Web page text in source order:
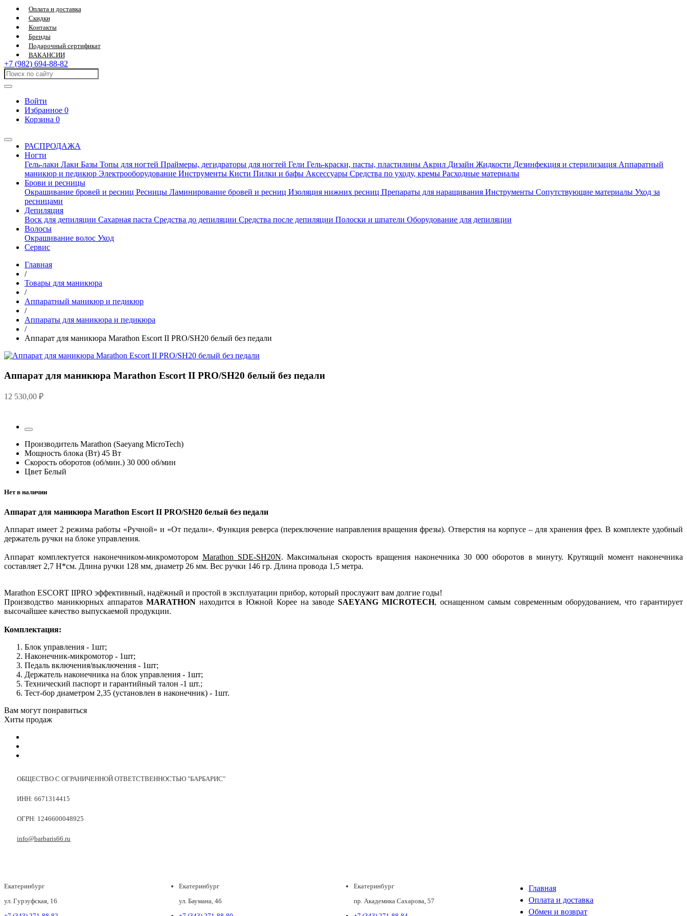
Оплата и доставка
Скидки
Контакты
Бренды
Подарочный сертификат
ВАКАНСИИ
+7 (982) 694-88-82
Войти
Избранное 0
Корзина 0
РАСПРОДАЖА
Ногти
Гель-лаки Лаки Базы Топы для ногтей Праймеры, дегидраторы для ногтей Гели Гель-краски, пасты, пластилины Акрил Дизайн Жидкости Дезинфекция и стерилизация Аппаратный
маникюр и педикюр Электрооборудование Инструменты Кисти Пилки и бафы Аксессуары Средства по уходу, кремы Расходные материалы
Брови и ресницы
Окрашивание бровей и ресниц Ресницы Ламинирование бровей и ресниц Изоляция нижних ресниц Препараты для наращивания Инструменты Сопутствующие материалы Уход за
ресницами
Депиляция
Воск для депиляции Сахарная паста Средства до депиляции Средства после депиляции Полоски и шпатели Оборудование для депиляции
Волосы
Окрашивание волос Уход
Сервис
Главная
/
Товары для маникюра
/
Аппаратный маникюр и педикюр
/
Аппараты для маникюра и педикюра
/
Аппарат для маникюра Marathon Escort II PRO/SH20 белый без педали
Аппарат для маникюра Marathon Escort II PRO/SH20 белый без педали
12 530,00 ₽
Производитель Marathon (Saeyang MicroTech)
Мощность блока (Вт) 45 Вт
Скорость оборотов (об/мин.) 30 000 об/мин
Цвет Белый
Нет в наличии
Аппарат для маникюра Marathon Escort II PRO/SH20 белый без педали
Аппарат имеет 2 режима работы «Ручной» и «От педали». Функция реверса (переключение направления вращения фрезы). Отверстия на корпусе – для хранения фрез. В комплекте удобный
держатель ручки на блоке управления.
Аппарат комплектуется наконечником-микромотором Marathon SDE-SH20N. Максимальная скорость вращения наконечника 30 000 оборотов в минуту. Крутящий момент наконечника
составляет 2,7 Н*см. Длина ручки 128 мм, диаметр 26 мм. Вес ручки 146 гр. Длина провода 1,5 метра.
Marathon ESCORT IIPRO эффективный, надёжный и простой в эксплуатации прибор, который прослужит вам долгие годы!
Производство маникюрных аппаратовMARATHON находится в Южной Корее на заводеSAEYANG MICROTECH, оснащенном самым современным оборудованием, что гарантирует
высочайшее качество выпускаемой продукции.
Комплектация:
Блок управления - 1шт;
Наконечник-микромотор - 1шт;
Педаль включения/выключения - 1шт;
Держатель наконечника на блок управления - 1шт;
Технический паспорт и гарантийный талон -1 шт.;
Тест-бор диаметром 2,35 (установлен в наконечник) - 1шт.
Вам могут понравиться
Хиты продаж
ОБЩЕСТВО С ОГРАНИЧЕННОЙ ОТВЕТСТВЕННОСТЬЮ "БАРБАРИС"
ИНН: 6671314415
ОГРН: 1246600048925
info@barbaris66.ru
Екатеринбург
ул. Гурзуфская, 16
Екатеринбург
ул. Баумана, 4б
Екатеринбург
пр. Академика Сахарова, 57
Главная
Оплата и доставка
Обмен и возврат